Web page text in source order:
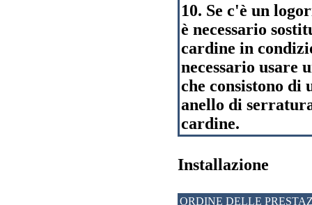
10. Se c'è un
è necessario
cardine in
necessario usare
che consistono di
anello di
cardine.
Installazione
ORDINE DELLE